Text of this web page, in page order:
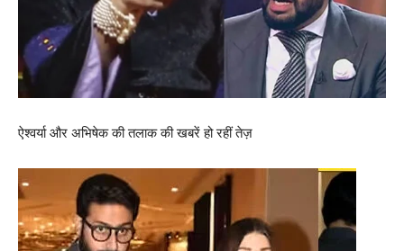
ऐश्वर्या और अभिषेक की तलाक की खबरें हो रहीं तेज़